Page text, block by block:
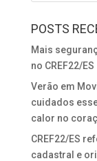
POSTS
Mais
no CREF22/ES
Verão em
cuidados
calor no
CREF22/ES
cadastral e